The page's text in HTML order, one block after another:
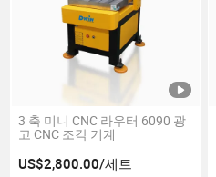
3 축 미니 CNC 라우터 6090 광
고 CNC 조각 기계
US$2,800.00/세트